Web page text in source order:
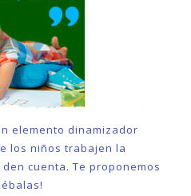
elemento dinamizador
los niños trabajen la
cuenta. Te proponemos